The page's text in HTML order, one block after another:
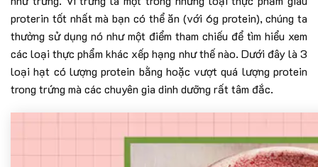
proterin tốt nhất mà bạn có thể ăn (với 6g protein), chúng ta
thường sử dụng nó như một điểm tham chiếu để tìm hiểu xem
các loại thực phẩm khác xếp hạng như thế nào. Dưới đây là 3
loại hạt có lượng protein bằng hoặc vượt quá lượng protein
trong trứng mà các chuyên gia dinh dưỡng rất tâm đắc.